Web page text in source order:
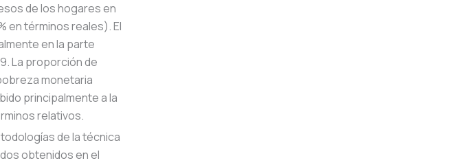
de los hogares en
en términos reales). El
en la parte
La proporción de
monetaria
principalmente a la
relativos.
de la técnica
obtenidos en el